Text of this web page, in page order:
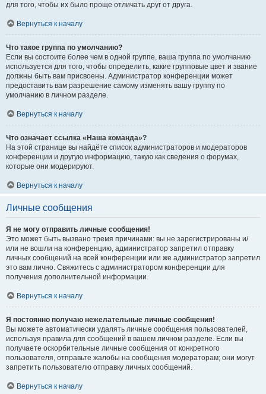
для того, чтобы их было проще отличать друг от друга.
Вернуться к началу
Что такое группа по умолчанию?
Если вы состоите более чем в одной группе, ваша группа по умолчанию
используется для того, чтобы определить, какие групповые цвет и звание
должны быть вам присвоены. Администратор конференции может
предоставить вам разрешение самому изменять вашу группу по
умолчанию в личном разделе.
Вернуться к началу
Что означает ссылка «Наша команда»?
На этой странице вы найдёте список администраторов и модераторов
конференции и другую информацию, такую как сведения о форумах,
которые они модерируют.
Вернуться к началу
Личные сообщения
Я не могу отправить личные сообщения!
Это может быть вызвано тремя причинами: вы не зарегистрированы и/
или не вошли на конференцию, администратор запретил отправку
личных сообщений на всей конференции или же администратор запретил
это вам лично. Свяжитесь с администратором конференции для
получения дополнительной информации.
Вернуться к началу
Я постоянно получаю нежелательные личные сообщения!
Вы можете автоматически удалять личные сообщения пользователей,
используя правила для сообщений в вашем личном разделе. Если вы
получаете оскорбительные личные сообщения от конкретного
пользователя, отправьте жалобы на сообщения модераторам; они могут
запретить пользователю отправку личных сообщений.
Вернуться к началу